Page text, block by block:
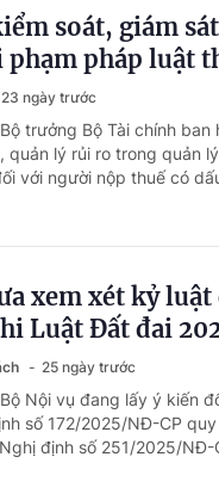
soát, giám
phạm pháp luật
23 ngày trước
trưởng Bộ Tài chính
quản lý rủi ro trong quản
với người nộp thuế có
xem xét kỷ
Luật Đất đai
25 ngày trước
Nội vụ đang lấy ý kiến
số 172/2025/NĐ-CP
định số 251/2025/NĐ-